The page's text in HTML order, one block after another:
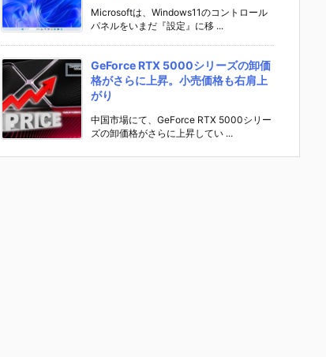
Microsoftは、Windows11のコントロール
パネルをいまだ『設定』に移 ...
GeForce RTX 5000シリーズの卸価
格がさらに上昇。小売価格も右肩上
がり
中国市場にて、GeForce RTX 5000シリー
ズの卸価格がさらに上昇してい ...